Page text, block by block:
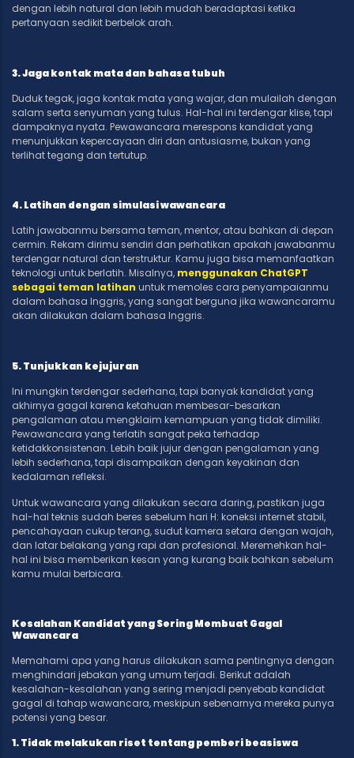
dengan lebih natural dan lebih mudah beradaptasi ketika
pertanyaan sedikit berbelok arah.
3. Jaga kontak mata dan bahasa tubuh
Duduk tegak, jaga kontak mata yang wajar, dan mulailah dengan
salam serta senyuman yang tulus. Hal-hal ini terdengar klise, tapi
dampaknya nyata. Pewawancara merespons kandidat yang
menunjukkan kepercayaan diri dan antusiasme, bukan yang
terlihat tegang dan tertutup.
4. Latihan dengan simulasi wawancara
Latih jawabanmu bersama teman, mentor, atau bahkan di depan
cermin. Rekam dirimu sendiri dan perhatikan apakah jawabanmu
terdengar natural dan terstruktur. Kamu juga bisa memanfaatkan
teknologi untuk berlatih. Misalnya, menggunakan ChatGPT
sebagai teman latihan untuk memoles cara penyampaianmu
dalam bahasa Inggris, yang sangat berguna jika wawancaramu
akan dilakukan dalam bahasa Inggris.
5. Tunjukkan kejujuran
Ini mungkin terdengar sederhana, tapi banyak kandidat yang
akhirnya gagal karena ketahuan membesar-besarkan
pengalaman atau mengklaim kemampuan yang tidak dimiliki.
Pewawancara yang terlatih sangat peka terhadap
ketidakkonsistenan. Lebih baik jujur dengan pengalaman yang
lebih sederhana, tapi disampaikan dengan keyakinan dan
kedalaman refleksi.
Untuk wawancara yang dilakukan secara daring, pastikan juga
hal-hal teknis sudah beres sebelum hari H: koneksi internet stabil,
pencahayaan cukup terang, sudut kamera setara dengan wajah,
dan latar belakang yang rapi dan profesional. Meremehkan hal-
hal ini bisa memberikan kesan yang kurang baik bahkan sebelum
kamu mulai berbicara.
Kesalahan Kandidat yang Sering Membuat Gagal
Wawancara
Memahami apa yang harus dilakukan sama pentingnya dengan
menghindari jebakan yang umum terjadi. Berikut adalah
kesalahan-kesalahan yang sering menjadi penyebab kandidat
gagal di tahap wawancara, meskipun sebenarnya mereka punya
potensi yang besar.
1. Tidak melakukan riset tentang pemberi beasiswa